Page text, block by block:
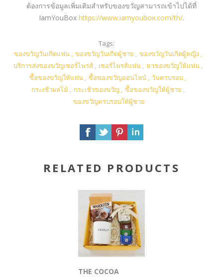
ต้องการข้อมูลเพิ่มเติมสำหรับของขวัญสามารถเข้าไปได้ที่
IamYouBox https://www.iamyoubox.com/th/.
Tags:
ของขวัญวันเกิดแฟน
ของขวัญวันเกิดผู้ชาย ของขวัญวันเกิดผู้หญิง
บริการส่งของขวัญเซอร์ไพรส์
เซอร์ไพรส์แฟน หาของขวัญให้แฟน
ซื้อของขวัญให้แฟน
ซื้อของขวัญออนไลน์ วันครบรอบ
กระเช้าผลไม้
กระเช้าของขวัญ ซื้อของขวัญให้ผู้ชาย
ของขวัญครบรอบให้ผู้ชาย
RELATED PRODUCTS
THE COCOA